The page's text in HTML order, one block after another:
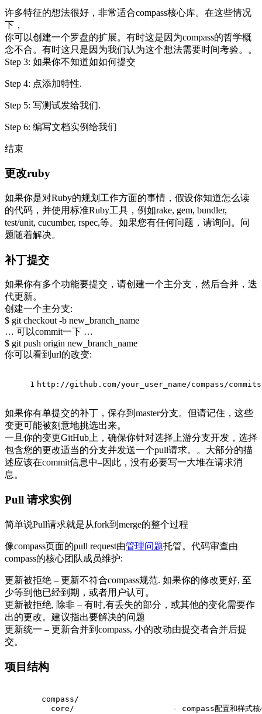
许多特征的想法很好，非常适合compass核心库。在这些情况
下，
你可以创建一个罗盘的扩展。有时这是因为compass的哲学概
念不合。有时这只是因为我们认为这个想法需要时间考验。。
Step 3: 如果你不知道如如何提交
Step 4: 点添加特性.
Step 5: 写测试发给我们.
Step 6: 编写文档实例给我们
结束
更改ruby
如果你是对Ruby的规划工作方面的事情，假设你知道怎么读
的代码，并使用标准Ruby工具，例如rake, gem, bundler,
test/unit, cucumber, rspec,等。如果您有任何问题，请询问。问
题随着解决。
补丁提交
如果你有多个功能要提交，请创建一个主分支，然后合并，迭
代更新。
创建一个主分支:
$ git checkout -b new_branch_name
… 可以commit一下 …
$ git push origin new_branch_name
你可以看到url的改变:
1 http://github.com/your_user_name/compass/commits/
如果你有单提交的补丁，保存到master分支。但请记住，这些
变更可能被刻意地挑选出来。
一旦你的变更GitHub上，确保你针对选择上游分支开发，选择
包含您的更改适当的分支并发送一个pull请求。。大部分的描
述应该在commit信息中–因此，没有必要写一大堆在请求消
息。
Pull 请求实例
简单说Pull请求就是从fork到merge的整个过程
像compass页面的pull request由管理问题托管。代码审查由
compass的核心团队成员维护:
更新被拒绝 – 更新不符合compass规范. 如果你的修改更好, 至
少等到他已经到期，或者用户认可。
更新被拒绝, 除非 – 有时,有丢失的部分，或其他的变化需要作
出的更改。建议指出要解决的问题
更新统一 – 更新合并到compass, 小的改动由提交者合并后提
交。
项目结构
compass/
core/                     - compass配置和样式核